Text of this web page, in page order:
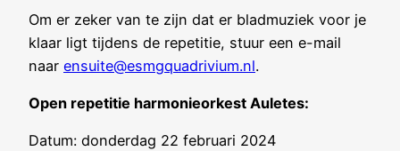
Om er zeker van te zijn dat er bladmuziek voor je
klaar ligt tijdens de repetitie, stuur een e-mail
naar ensuite@esmgquadrivium.nl.
Open repetitie harmonieorkest Auletes:
Datum: donderdag 22 februari 2024